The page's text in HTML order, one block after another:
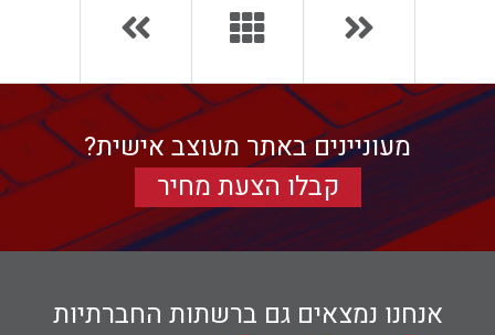
מעוניינים באתר מעוצב אישית?
קבלו הצעת מחיר
אנחנו נמצאים גם ברשתות החברתיות